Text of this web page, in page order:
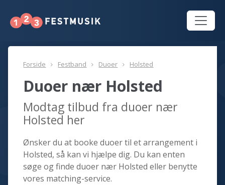
Forside Festband Duoer Holsted
Duoer nær Holsted
Modtag tilbud fra duoer nær
Holsted her
Ønsker du at booke duoer til et arrangement i
Holsted, så kan vi hjælpe dig. Du kan enten
søge og finde duoer nær Holsted eller benytte
vores matching-service.